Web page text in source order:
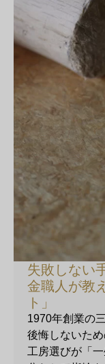
失敗しない
金職人が教
ト」
1970年創業の
後悔しないた
工房選びが「